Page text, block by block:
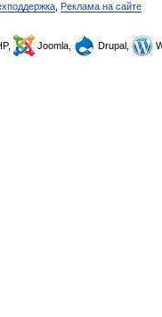
Реклама на сайте
Joomla, Drupal,